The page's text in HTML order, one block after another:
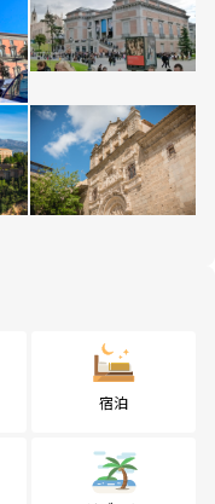
宿泊